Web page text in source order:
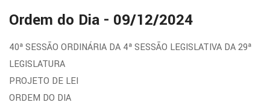
Ordem do Dia - 09/12/2024
40ª SESSÃO ORDINÁRIA DA 4ª SESSÃO LEGISLATIVA DA 29ª
LEGISLATURA
PROJETO DE LEI
ORDEM DO DIA